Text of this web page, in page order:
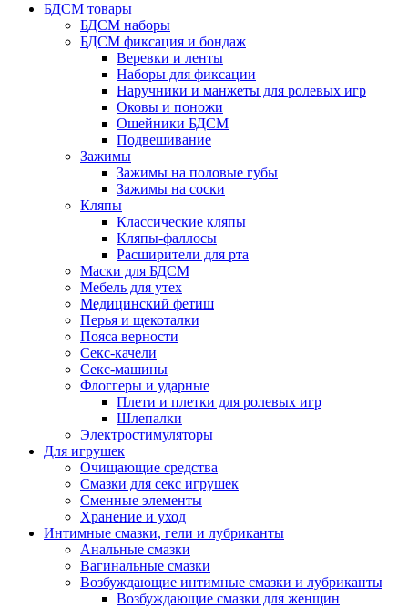
БДСМ товары
БДСМ наборы
БДСМ фиксация и бондаж
Веревки и ленты
Наборы для фиксации
Наручники и манжеты для ролевых игр
Оковы и поножи
Ошейники БДСМ
Подвешивание
Зажимы
Зажимы на половые губы
Зажимы на соски
Кляпы
Классические кляпы
Кляпы-фаллосы
Расширители для рта
Маски для БДСМ
Мебель для утех
Медицинский фетиш
Перья и щекоталки
Пояса верности
Секс-качели
Секс-машины
Флоггеры и ударные
Плети и плетки для ролевых игр
Шлепалки
Электростимуляторы
Для игрушек
Очищающие средства
Смазки для секс игрушек
Сменные элементы
Хранение и уход
Интимные смазки, гели и лубриканты
Анальные смазки
Вагинальные смазки
Возбуждающие интимные смазки и лубриканты
Возбуждающие смазки для женщин